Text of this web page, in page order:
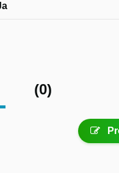
(0)